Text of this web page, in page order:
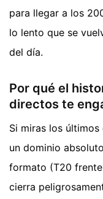
para llegar a los
lo lento que se
del día.
Por qué el
directos te
Si miras los
un dominio
formato (T20
cierra